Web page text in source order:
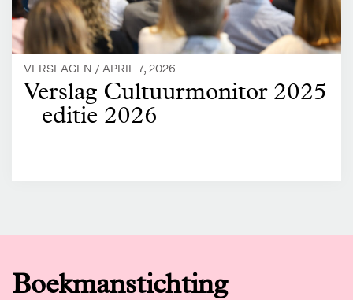
VERSLAGEN /APRIL 7, 2026
Verslag Cultuurmonitor 2025
– editie 2026
Boekmanstichting